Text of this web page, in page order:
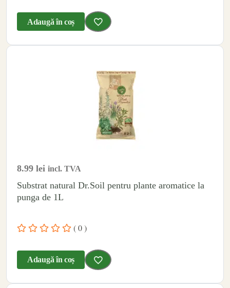
Adaugă în coș
8.99 lei incl. TVA
Substrat natural Dr.Soil pentru plante aromatice la
punga de 1L
( 0 )
Adaugă în coș